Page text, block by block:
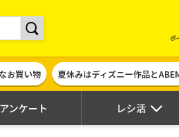
サイト | ハピタス
ポ
お買い物 夏休みはディズニー作品と
アンケート レシ活